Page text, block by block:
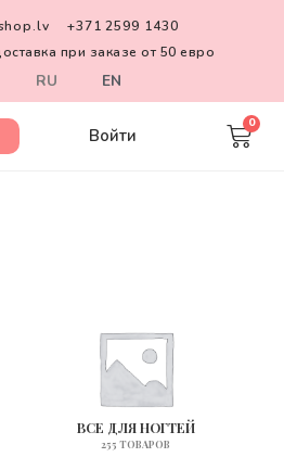
+371 2599 1430
при заказе от 50 евро
RU EN
Войти
ВСЕ ДЛЯ НОГТЕЙ
255 ТОВАРОВ